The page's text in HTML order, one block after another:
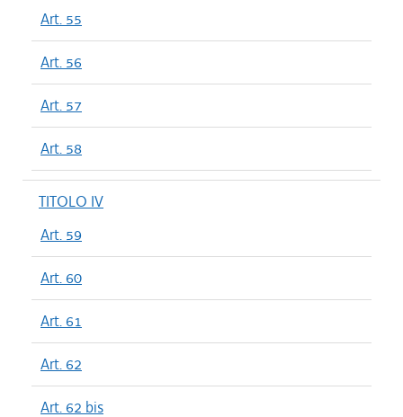
Art. 55
Art. 56
Art. 57
Art. 58
TITOLO IV
Art. 59
Art. 60
Art. 61
Art. 62
Art. 62 bis